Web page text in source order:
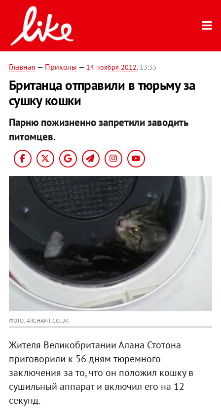
Главная — Приколы — 14 ноября 2012, 13:35
Британца отправили в тюрьму за
сушку кошки
Парню пожизненно запретили заводить
питомцев.
ФОТО: ARCHANT.CO.UK
Жителя Великобритании Алана Стотона
приговорили к 56 дням тюремного
заключения за то, что он положил кошку в
сушильный аппарат и включил его на 12
секунд.